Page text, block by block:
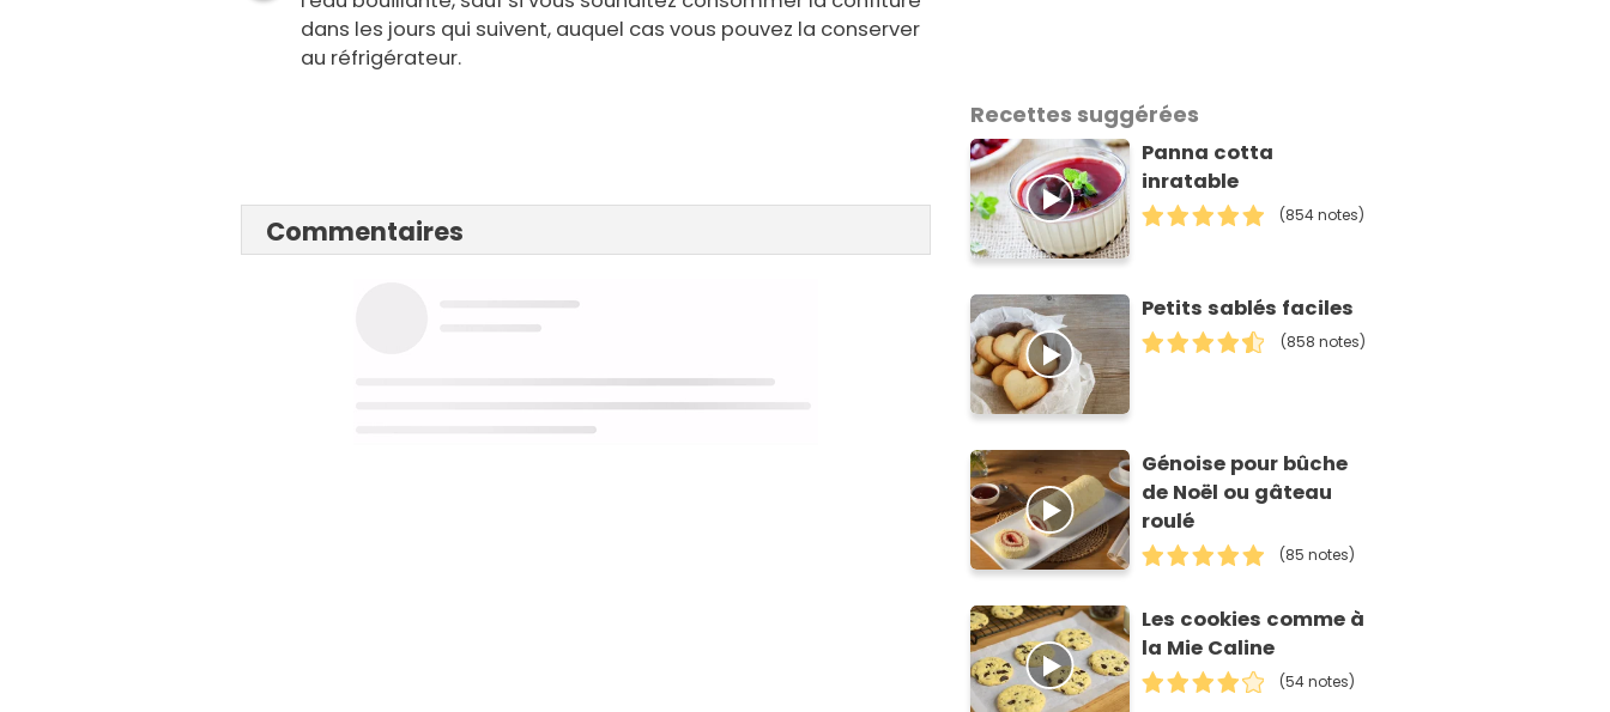
dans les jours qui suivent, auquel cas vous pouvez la conserver
au réfrigérateur.
Commentaires
Recettes suggérées
Panna cotta
inratable
(854 notes)
Petits sablés faciles
(858 notes)
Génoise pour bûche
de Noël ou gâteau
roulé
(85 notes)
Les cookies comme à
la Mie Caline
(54 notes)